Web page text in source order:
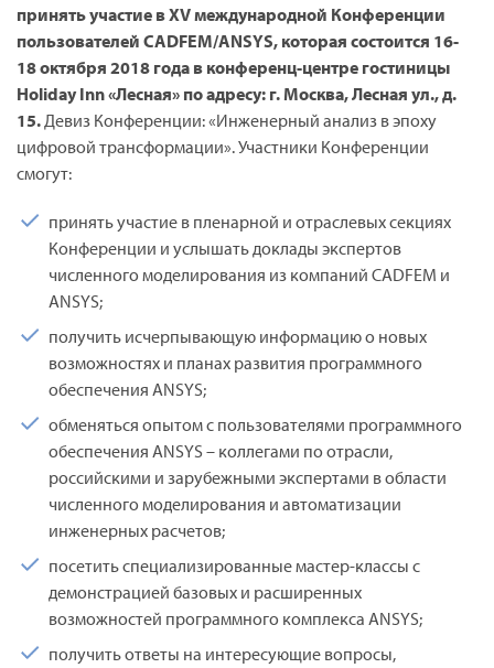
принять участие в XV международной Конференции
пользователей CADFEM/ANSYS, которая состоится 16-
18 октября 2018 года в конференц-центре гостиницы
Holiday Inn «Лесная» по адресу: г. Москва, Лесная ул., д.
15.Девиз Конференции: «Инженерный анализ в эпоху
цифровой трансформации». Участники Конференции
смогут:
принять участие в пленарной и отраслевых секциях
Конференции и услышать доклады экспертов
численного моделирования из компаний CADFEM и
ANSYS;
получить исчерпывающую информацию о новых
возможностях и планах развития программного
обеспечения ANSYS;
обменяться опытом с пользователями программного
обеспечения ANSYS – коллегами по отрасли,
российскими и зарубежными экспертами в области
численного моделирования и автоматизации
инженерных расчетов;
посетить специализированные мастер-классы с
демонстрацией базовых и расширенных
возможностей программного комплекса ANSYS;
получить ответы на интересующие вопросы,